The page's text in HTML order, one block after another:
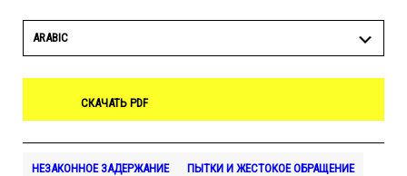
ARABIC
СКАЧАТЬ PDF
НЕЗАКОННОЕ ЗАДЕРЖАНИЕ ПЫТКИ И ЖЕСТОКОЕ ОБРАЩЕНИЕ